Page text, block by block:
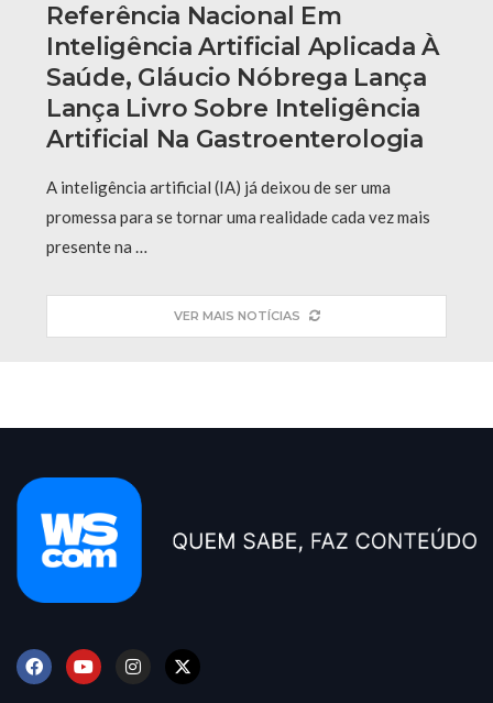
Referência Nacional Em
Inteligência Artificial Aplicada À
Saúde, Gláucio Nóbrega Lança
Lança Livro Sobre Inteligência
Artificial Na Gastroenterologia
A inteligência artificial (IA) já deixou de ser uma
promessa para se tornar uma realidade cada vez mais
presente na …
VER MAIS NOTÍCIAS